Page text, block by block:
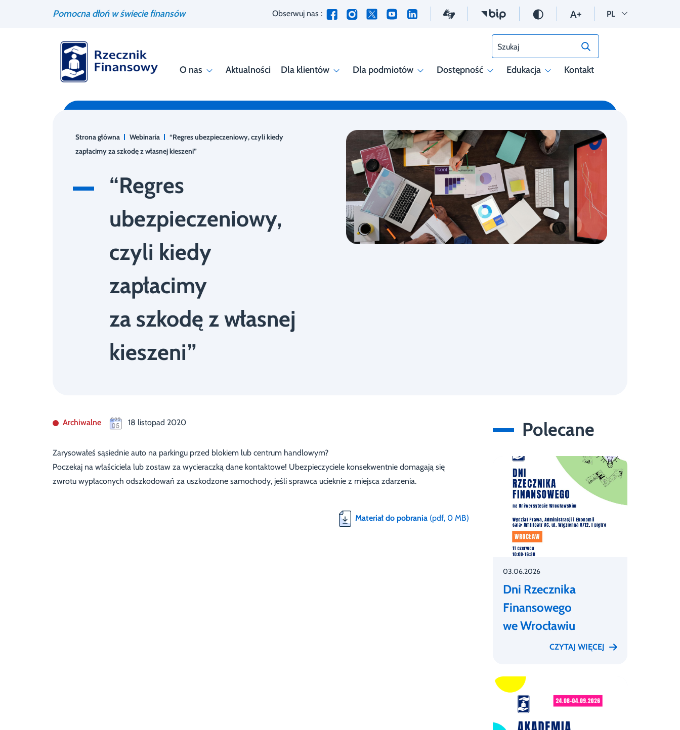
Pomocna dłoń w świecie finansów Obserwuj nas : PL Wersja polska
O nas Aktualności Dla klientów Dla podmiotów Dostępność Edukacja Kontakt
Szukaj
Strona główna Webinaria
“Regres ubezpieczeniowy, czyli kiedy
zapłacimy za szkodę z własnej kieszeni”
“Regres
ubezpieczeniowy,
czyli kiedy
zapłacimy
za szkodę z własnej
kieszeni”
Archiwalne 18 listopad 2020
Zarysowałeś sąsiednie auto na parkingu przed blokiem lub centrum handlowym?
Poczekaj na właściciela lub zostaw za wycieraczką dane kontaktowe! Ubezpieczyciele konsekwentnie domagają się
zwrotu wypłaconych odszkodowań za uszkodzone samochody, jeśli sprawca ucieknie z miejsca zdarzenia.
Materiał do pobrania (pdf, 0 MB)
Polecane
03.06.2026
Dni Rzecznika
Finansowego
we Wrocławiu
CZYTAJ WIĘCEJ